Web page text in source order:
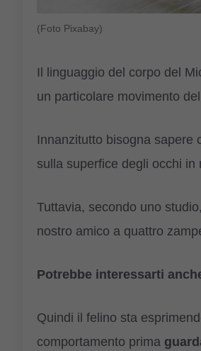
(Foto Pixabay)
Il linguaggio del corpo del
un particolare movimento
Innanzitutto bisogna sapere
sulla superfice degli occhi in
Tuttavia, secondo uno
nostro amico a quattro
Potrebbe interessarti
Quindi il felino sta
comportamento prima